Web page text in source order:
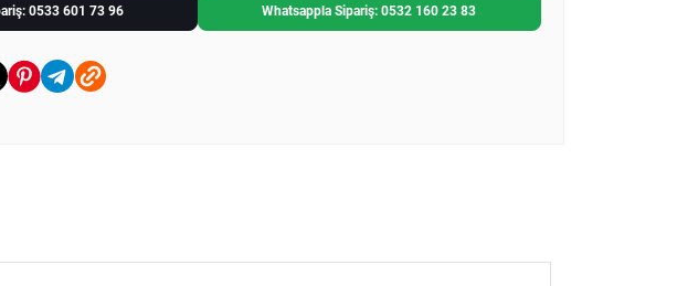
0533 601 73 96 Whatsappla Sipariş: 0532 160 23 83